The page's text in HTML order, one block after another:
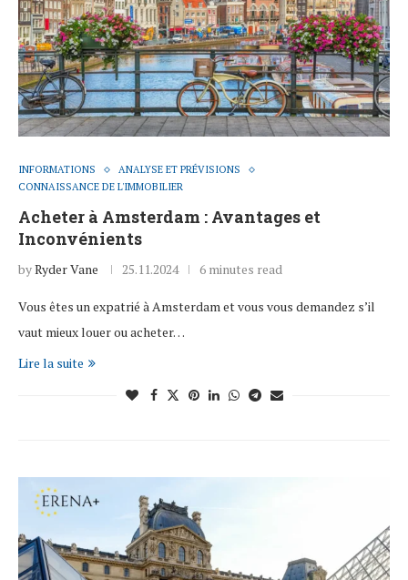
INFORMATIONS
ANALYSE ET PRÉVISIONS
CONNAISSANCE DE L'IMMOBILIER
Acheter à Amsterdam : Avantages et
Inconvénients
byRyder Vane 25.11.2024 6 minutes read
Vous êtes un expatrié à Amsterdam et vous vous demandez s’il
vaut mieux louer ou acheter…
Lire la suite